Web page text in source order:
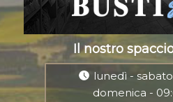
Il nostro
lunedì -
domenica -